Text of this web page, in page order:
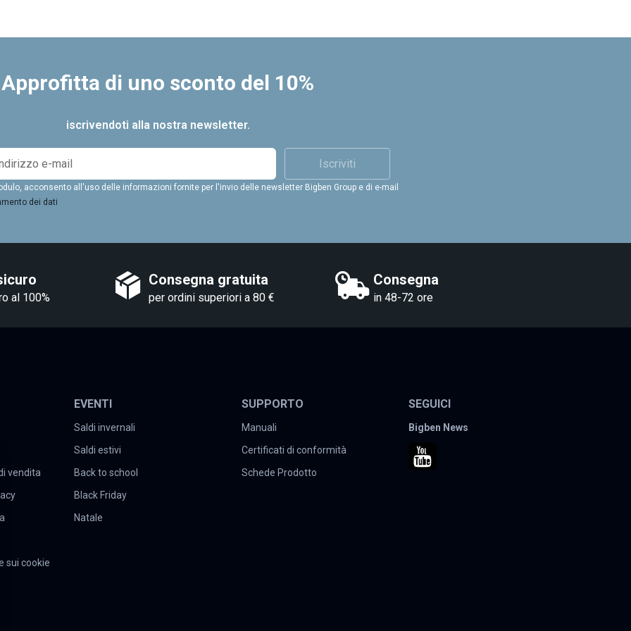
Approfitta di uno sconto del 10%
iscrivendoti alla nostra newsletter.
acconsento all'uso delle informazioni fornite per l'invio delle newsletter Bigben Group e di e-mail
dei dati
Iscriviti
al 100%
Consegna gratuita
per ordini superiori a 80 €
Consegna
in 48-72 ore
vendita
sui cookie
EVENTI
Saldi invernali
Saldi estivi
Back to school
Black Friday
Natale
SUPPORTO
Manuali
Certificati di conformità
Schede Prodotto
SEGUICI
Bigben News